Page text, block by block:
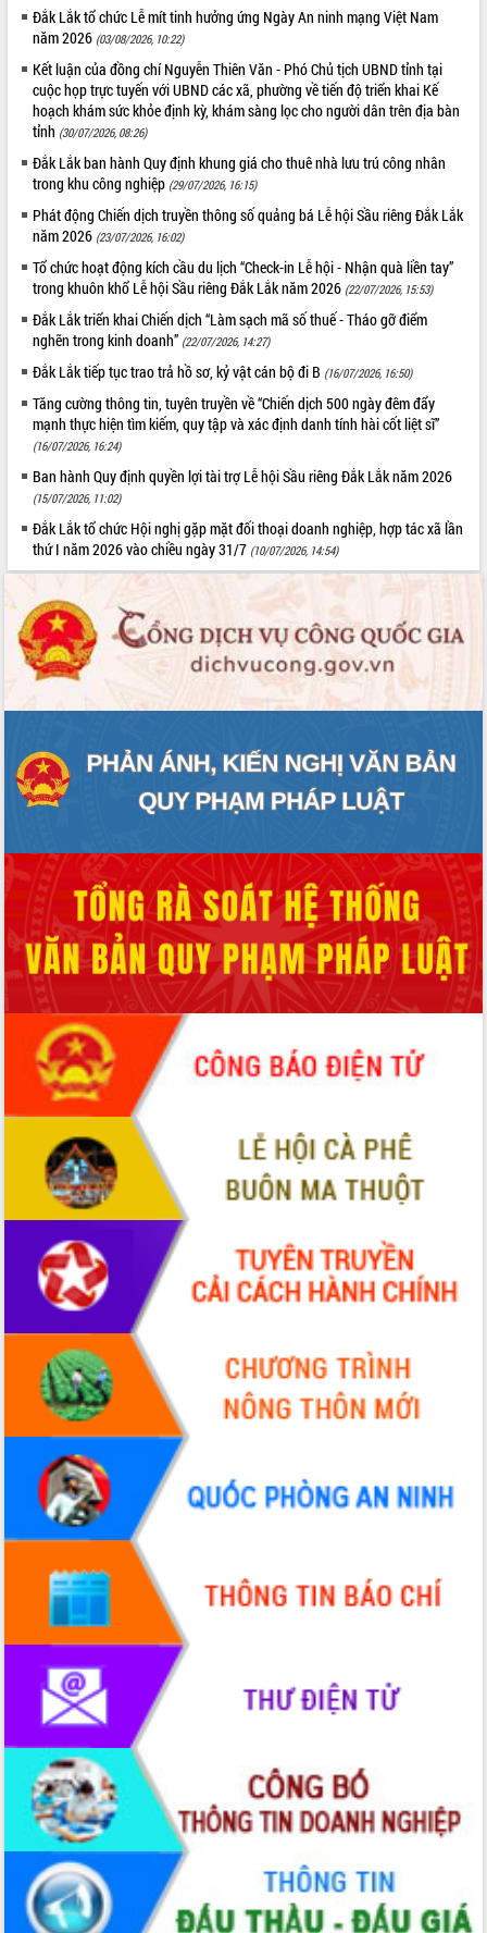
VIDEO
Không có file video nào để phát.
ALBUM ẢNH
LIÊN KẾT WEB
THỐNG KÊ TRUY CẬP
Hôm nay:
26934
Tất cả: 66039674
Đắk Lắk tổ chức Lễ mít tinh hưởng ứng Ngày An ninh mạng Việt Nam
năm 2026 (03/08/2026, 10:22)
Kết luận của đồng chí Nguyễn Thiên Văn - Phó Chủ tịch UBND tỉnh tại
cuộc họp trực tuyến với UBND các xã, phường về tiến độ triển khai Kế
hoạch khám sức khỏe định kỳ, khám sàng lọc cho người dân trên địa bàn
tỉnh (30/07/2026, 08:26)
Đắk Lắk ban hành Quy định khung giá cho thuê nhà lưu trú công nhân
trong khu công nghiệp (29/07/2026, 16:15)
Phát động Chiến dịch truyền thông số quảng bá Lễ hội Sầu riêng Đắk Lắk
năm 2026 (23/07/2026, 16:02)
Tổ chức hoạt động kích cầu du lịch “Check-in Lễ hội - Nhận quà liền tay”
trong khuôn khổ Lễ hội Sầu riêng Đắk Lắk năm 2026 (22/07/2026, 15:53)
Đắk Lắk triển khai Chiến dịch “Làm sạch mã số thuế - Tháo gỡ điểm
nghẽn trong kinh doanh” (22/07/2026, 14:27)
Đắk Lắk tiếp tục trao trả hồ sơ, kỷ vật cán bộ đi B (16/07/2026, 16:50)
Tăng cường thông tin, tuyên truyền về “Chiến dịch 500 ngày đêm đẩy
mạnh thực hiện tìm kiếm, quy tập và xác định danh tính hài cốt liệt sĩ”
(16/07/2026, 16:24)
Ban hành Quy định quyền lợi tài trợ Lễ hội Sầu riêng Đắk Lắk năm 2026
(15/07/2026, 11:02)
Đắk Lắk tổ chức Hội nghị gặp mặt đối thoại doanh nghiệp, hợp tác xã lần
thứ I năm 2026 vào chiều ngày 31/7 (10/07/2026, 14:54)